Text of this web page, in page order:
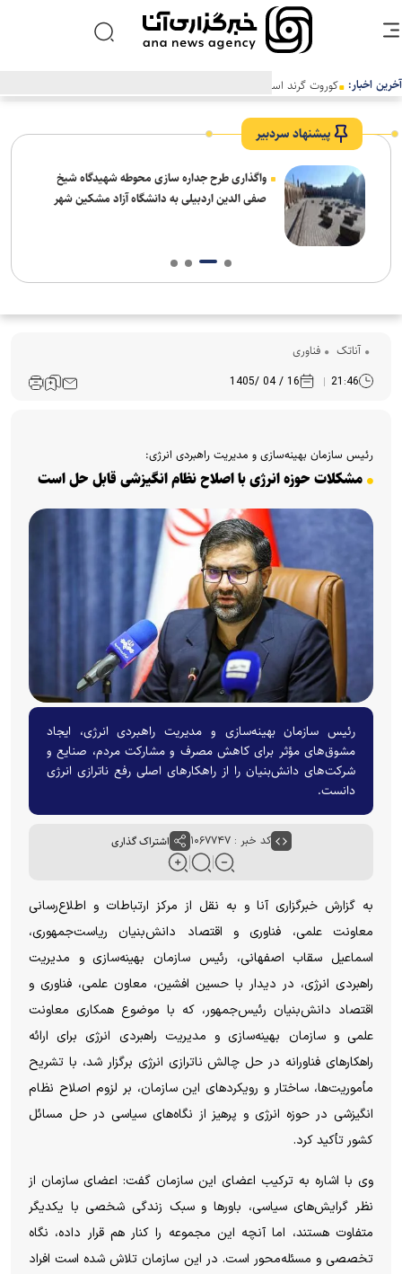
آخرین اخبار:
پیشنهاد سردبیر
واگذاری طرح جداره سازی محوطه شهیدگاه شیخ
صفی الدین اردبیلی به دانشگاه آزاد مشکین شهر
آناتک فناوری
21:46
16 / 04 /1405
رئیس سازمان بهینه‌سازی و مدیریت راهبردی انرژی:
مشکلات حوزه انرژی با اصلاح نظام انگیزشی قابل حل است
رئیس سازمان بهینه‌سازی و مدیریت راهبردی انرژی، ایجاد
مشوق‌های مؤثر برای کاهش مصرف و مشارکت مردم، صنایع و
شرکت‌های دانش‌بنیان را از راهکار‌های اصلی رفع ناترازی انرژی
دانست.
کد خبر : ۱۰۶۷۷۴۷ اشتراک گذاری
به گزارش خبرگزاری آنا و به نقل از مرکز ارتباطات و اطلاع‌رسانی
معاونت علمی، فناوری و اقتصاد دانش‌بنیان ریاست‌جمهوری،
اسماعیل سقاب اصفهانی، رئیس سازمان بهینه‌سازی و مدیریت
راهبردی انرژی، در دیدار با حسین افشین، معاون علمی، فناوری و
اقتصاد دانش‌بنیان رئیس‌جمهور، که با موضوع همکاری معاونت
علمی و سازمان بهینه‌سازی و مدیریت راهبردی انرژی برای ارائه
راهکار‌های فناورانه در حل چالش ناترازی انرژی برگزار شد، با تشریح
مأموریت‌ها، ساختار و رویکرد‌های این سازمان، بر لزوم اصلاح نظام
انگیزشی در حوزه انرژی و پرهیز از نگاه‌های سیاسی در حل مسائل
کشور تأکید کرد.
وی با اشاره به ترکیب اعضای این سازمان گفت: اعضای سازمان از
نظر گرایش‌های سیاسی، باور‌ها و سبک زندگی شخصی با یکدیگر
متفاوت هستند، اما آنچه این مجموعه را کنار هم قرار داده، نگاه
تخصصی و مسئله‌محور است. در این سازمان تلاش شده است افراد